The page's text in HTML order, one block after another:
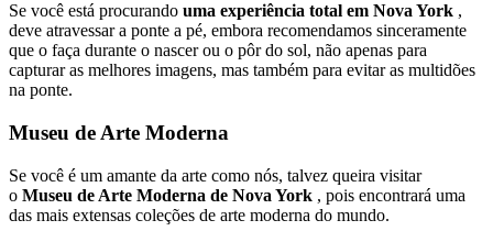
Se você está procurando uma experiência total em Nova York ,
deve atravessar a ponte a pé, embora recomendamos sinceramente
que o faça durante o nascer ou o pôr do sol, não apenas para
capturar as melhores imagens, mas também para evitar as multidões
na ponte.
Museu de Arte Moderna
Se você é um amante da arte como nós, talvez queira visitar
o Museu de Arte Moderna de Nova York , pois encontrará uma
das mais extensas coleções de arte moderna do mundo.